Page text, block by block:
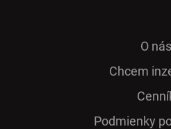
O nás
Chcem
Podmienky